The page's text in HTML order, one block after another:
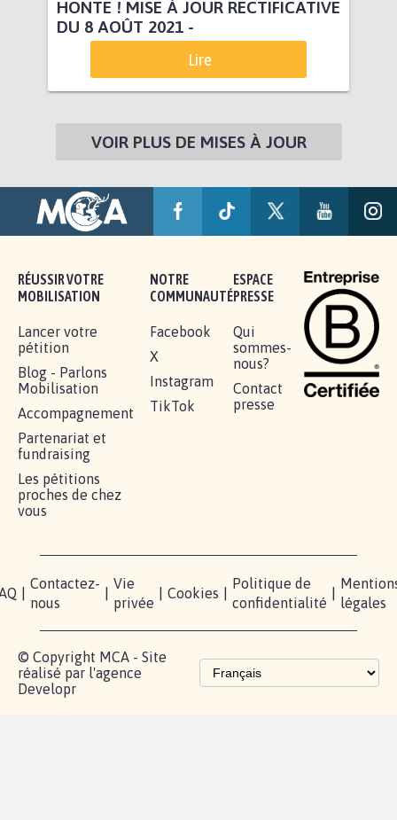
HONTE ! MISE À JOUR RECTIFICATIVE
DU 8 AOÛT 2021 -
Lire
VOIR PLUS DE MISES À JOUR
RÉUSSIR VOTRE
MOBILISATION
Lancer votre
pétition
Blog - Parlons
Mobilisation
Accompagnement
Partenariat et
fundraising
Les pétitions
proches de chez
vous
NOTRE
COMMUNAUTÉ
Facebook
X
Instagram
TikTok
ESPACE
PRESSE
Qui
sommes-
nous?
Contact
presse
Contactez-
nous
Vie
privée
Cookies
Politique de
confidentialité
légales
© Copyright MCA - Site
réalisé par l'agence
Developr